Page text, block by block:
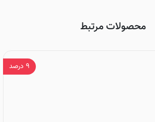
محصولات مرتبط
۹درصد